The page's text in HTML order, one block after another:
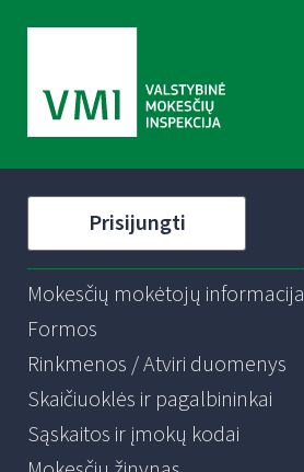
Prisijungti
Mokesčių mokėtojų informacija
Formos
Rinkmenos / Atviri duomenys
Skaičiuoklės ir pagalbininkai
Sąskaitos ir įmokų kodai